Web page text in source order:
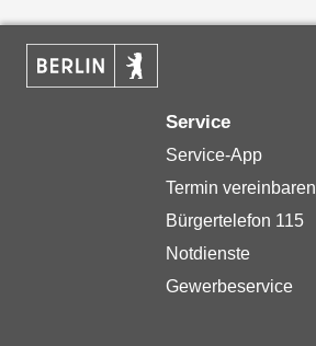
Service
Service-App
Termin vereinbaren
Bürgertelefon 115
Notdienste
Gewerbeservice